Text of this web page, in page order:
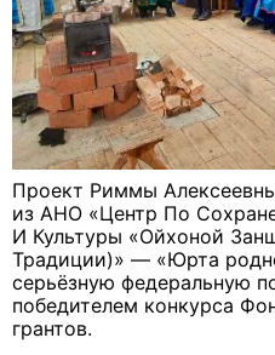
Проект Риммы
из АНО «Центр По
И Культуры «Ойхоной
Традиции)» — «Юрта
серьёзную федеральную
победителем конкурса
грантов.